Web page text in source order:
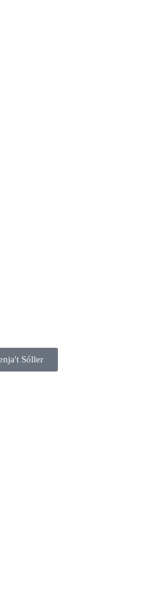
Sóller